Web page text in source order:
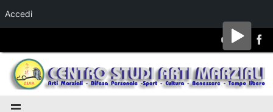
Accedi
Salta al